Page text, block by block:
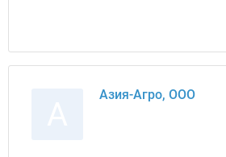
Азия-Агро, ООО